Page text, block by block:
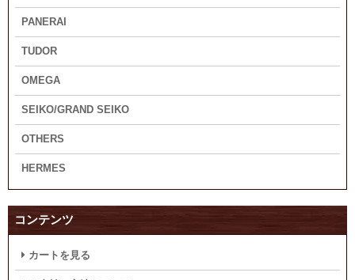
PANERAI
TUDOR
OMEGA
SEIKO/GRAND SEIKO
OTHERS
HERMES
コンテンツ
カートを見る